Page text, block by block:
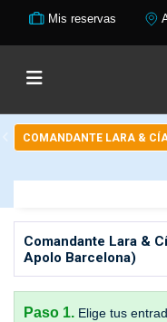
Mis reservas
COMANDANTE LARA &
Comandante Lara &
Apolo Barcelona)
Paso 1. Elige tus